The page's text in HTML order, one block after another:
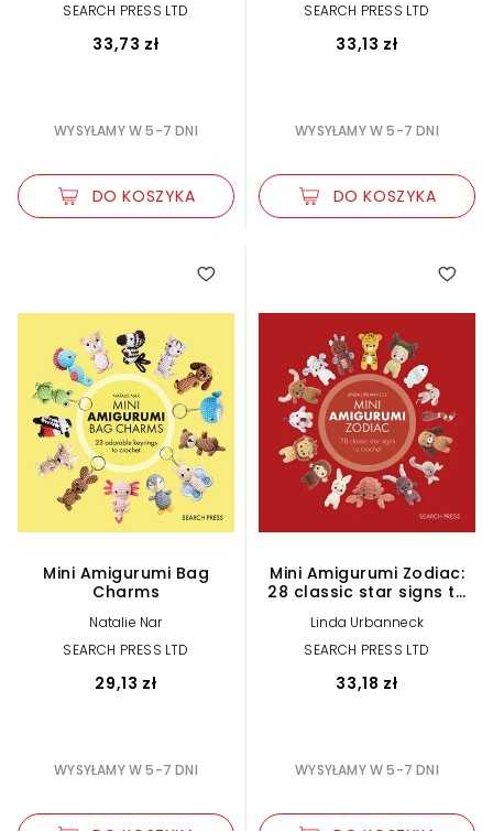
SEARCH PRESS LTD
33,73 zł
WYSYŁAMY W 5-7 DNI
DO KOSZYKA
SEARCH PRESS LTD
33,13 zł
WYSYŁAMY W 5-7 DNI
DO KOSZYKA
Mini Amigurumi Bag
Charms
Natalie Nar
SEARCH PRESS LTD
29,13 zł
WYSYŁAMY W 5-7 DNI
Mini Amigurumi Zodiac:
28 classic star signs to
Linda Urbanneck
SEARCH PRESS LTD
33,18 zł
WYSYŁAMY W 5-7 DNI